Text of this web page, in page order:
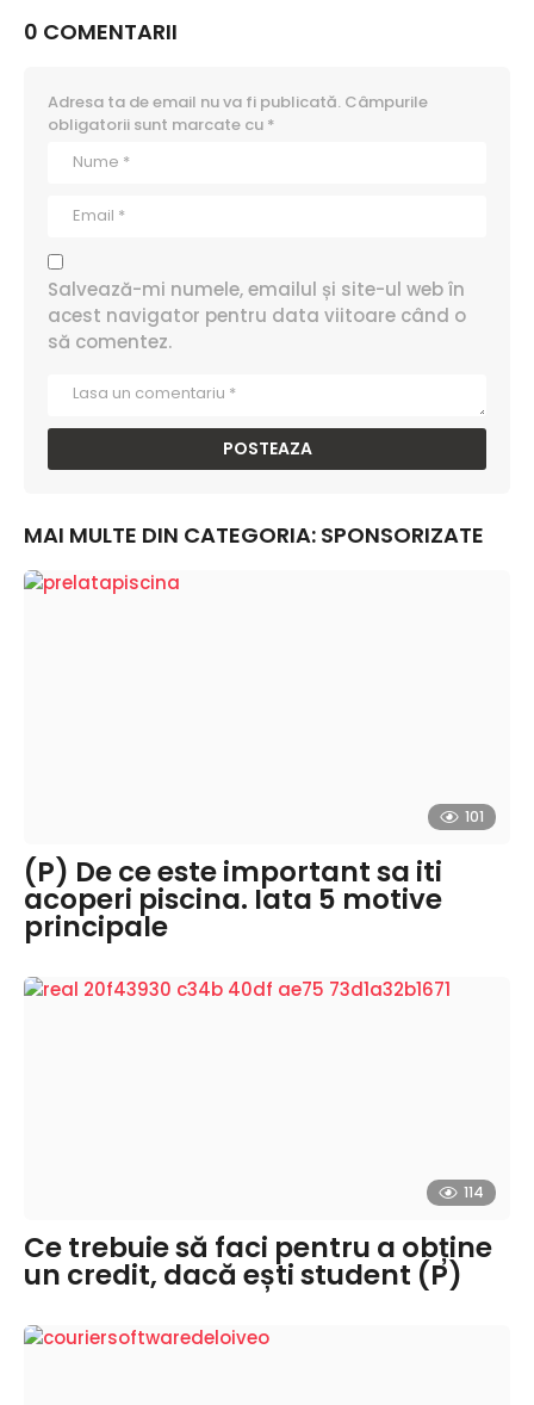
0 COMENTARII
Adresa ta de email nu va fi publicată. Câmpurile
obligatorii sunt marcate cu *
Salvează-mi numele, emailul și site-ul web în
acest navigator pentru data viitoare când o
să comentez.
MAI MULTE DIN CATEGORIA: SPONSORIZATE
101
(P) De ce este important sa iti
acoperi piscina. Iata 5 motive
principale
114
Ce trebuie să faci pentru a obține
un credit, dacă ești student (P)